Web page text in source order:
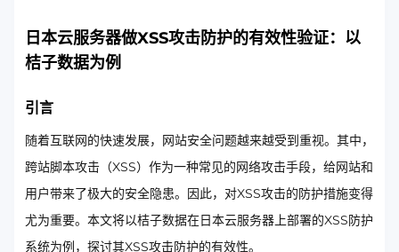
日本云服务器做XSS攻击防护的有效性验证：以
桔子数据为例
引言
随着互联网的快速发展，网站安全问题越来越受到重视。其中，
跨站脚本攻击（XSS）作为一种常见的网络攻击手段，给网站和
用户带来了极大的安全隐患。因此，对XSS攻击的防护措施变得
尤为重要。本文将以桔子数据在日本云服务器上部署的XSS防护
系统为例，探讨其XSS攻击防护的有效性。